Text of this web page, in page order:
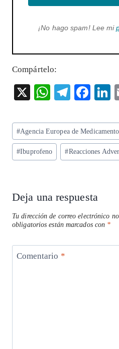
¡No hago spam! Lee mi
Compártelo:
X
W
ts
A
p
T
eg
ra
m
F
eb
o
o
n
Etiquetas
de
la
#Agencia Europea de
#Ibuprofeno #Reacciones
Deja una respuesta
Tu dirección de correo electrónico
obligatorios están marcados con *
Comentario *